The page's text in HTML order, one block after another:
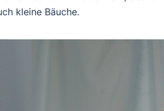
kleine Bäuche.